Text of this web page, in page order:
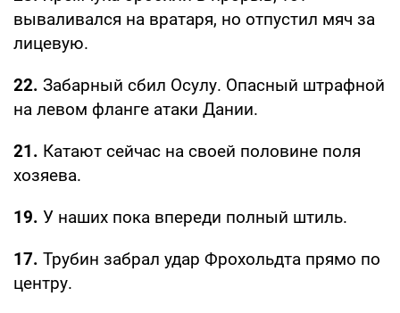
вываливался на вратаря, но отпустил мяч за
лицевую.
22. Забарный сбил Осулу. Опасный штрафной
на левом фланге атаки Дании.
21. Катают сейчас на своей половине поля
хозяева.
19. У наших пока впереди полный штиль.
17. Трубин забрал удар Фрохольдта прямо по
центру.